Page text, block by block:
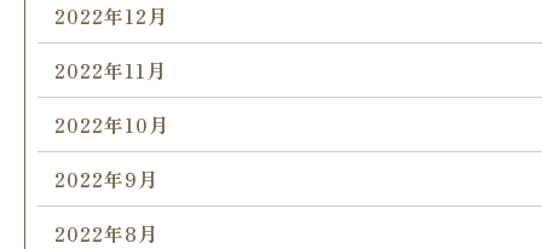
2022年12月
2022年11月
2022年10月
2022年9月
2022年8月